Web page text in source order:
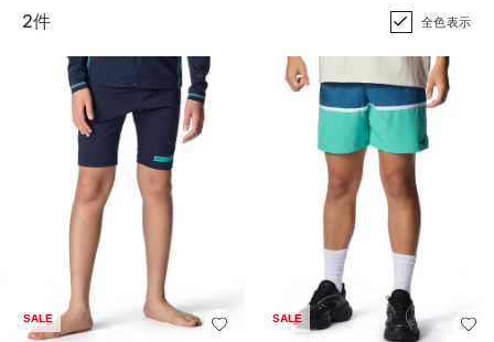
2件 全色表示
SALE SALE